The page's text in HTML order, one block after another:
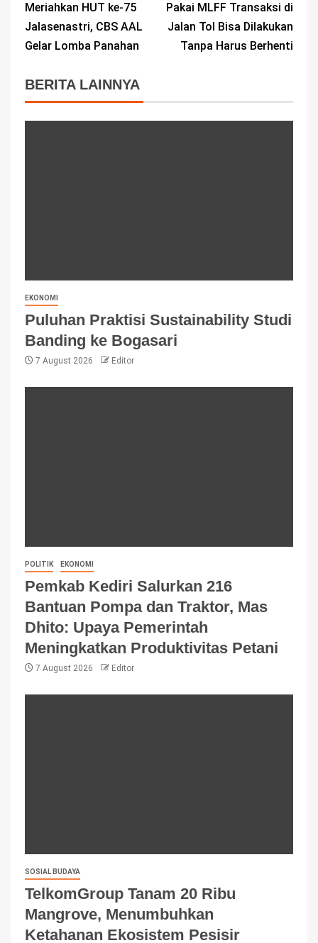
Meriahkan HUT ke-75
Jalasenastri, CBS AAL
Gelar Lomba Panahan
Pakai MLFF Transaksi di
Jalan Tol Bisa Dilakukan
Tanpa Harus Berhenti
BERITA LAINNYA
EKONOMI
Puluhan Praktisi Sustainability Studi
Banding ke Bogasari
7 August 2026 Editor
POLITIK EKONOMI
Pemkab Kediri Salurkan 216
Bantuan Pompa dan Traktor, Mas
Dhito: Upaya Pemerintah
Meningkatkan Produktivitas Petani
7 August 2026 Editor
SOSIAL BUDAYA
TelkomGroup Tanam 20 Ribu
Mangrove, Menumbuhkan
Ketahanan Ekosistem Pesisir